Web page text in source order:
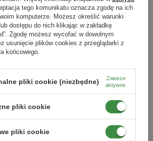
mączliki miseczniki ćma bukszpanowa
gąsienice
tego komunikatu oznacza zgodę na ich
komputerze. Możesz określić warunki
dostępu do nich klikając w zakładkę
Zgodę możesz wycofać w dowolnym
usunięcie plików cookies z przeglądarki z
końcowego.
pliki cookie (niezbędne)
Zawsze
aktywne
pliki cookie
pliki cookie